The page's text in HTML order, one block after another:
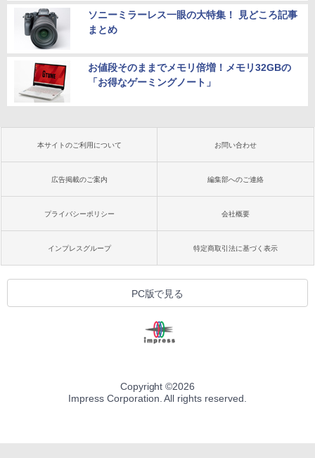
ソニーミラーレス一眼の大特集！ 見どころ記事
まとめ
お値段そのままでメモリ倍増！メモリ32GBの
「お得なゲーミングノート」
本サイトのご利用について お問い合わせ
広告掲載のご案内 編集部へのご連絡
プライバシーポリシー 会社概要
インプレスグループ 特定商取引法に基づく表示
PC版で見る
Copyright ©2026
Impress Corporation. All rights reserved.